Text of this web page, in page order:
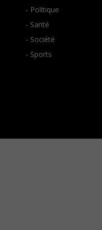
- Politique
- Santé
- Société
- Sports